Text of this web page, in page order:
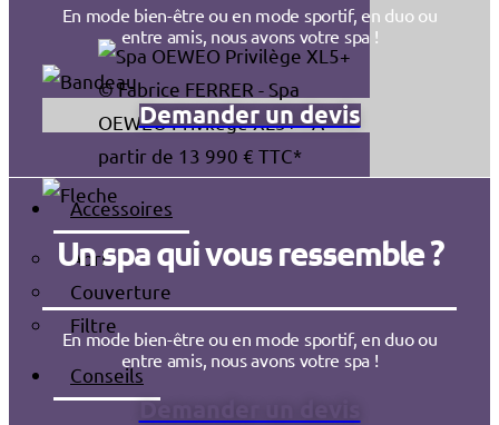
© Fabrice FERRER - Spa
OEWEO Privilège XL5+ - À
partir de 13 990 € TTC*
Accessoires
Abri
Couverture
Filtre
Conseils
En mode bien-être ou en mode sportif, en duo ou
entre amis, nous avons votre spa !
Demander un devis
Un spa qui vous ressemble ?
En mode bien-être ou en mode sportif, en duo ou
entre amis, nous avons votre spa !
Demander un devis